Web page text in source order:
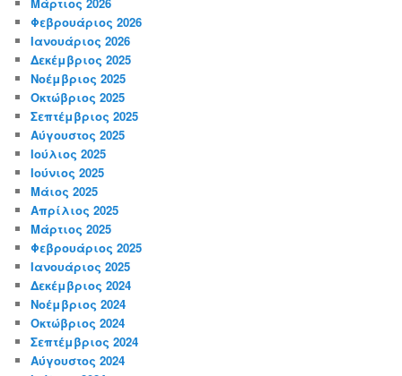
Φεβρουάριος 2026
Ιανουάριος 2026
Δεκέμβριος 2025
Νοέμβριος 2025
Οκτώβριος 2025
Σεπτέμβριος 2025
Αύγουστος 2025
Ιούλιος 2025
Ιούνιος 2025
Μάιος 2025
Απρίλιος 2025
Μάρτιος 2025
Φεβρουάριος 2025
Ιανουάριος 2025
Δεκέμβριος 2024
Νοέμβριος 2024
Οκτώβριος 2024
Σεπτέμβριος 2024
Αύγουστος 2024